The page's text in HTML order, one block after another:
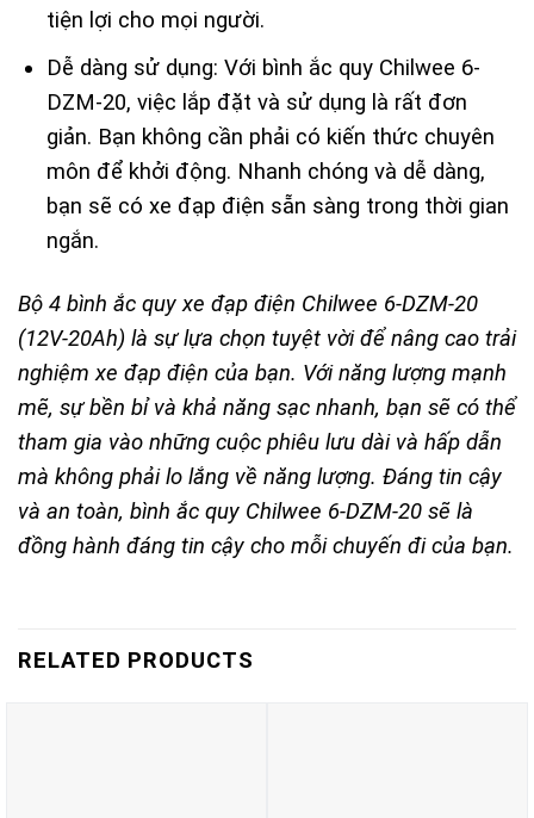
tiện lợi cho mọi người.
Dễ dàng sử dụng: Với bình ắc quy Chilwee 6-
DZM-20, việc lắp đặt và sử dụng là rất đơn
giản. Bạn không cần phải có kiến thức chuyên
môn để khởi động. Nhanh chóng và dễ dàng,
bạn sẽ có xe đạp điện sẵn sàng trong thời gian
ngắn.
Bộ 4 bình ắc quy xe đạp điện Chilwee 6-DZM-20
(12V-20Ah) là sự lựa chọn tuyệt vời để nâng cao trải
nghiệm xe đạp điện của bạn. Với năng lượng mạnh
mẽ, sự bền bỉ và khả năng sạc nhanh, bạn sẽ có thể
tham gia vào những cuộc phiêu lưu dài và hấp dẫn
mà không phải lo lắng về năng lượng. Đáng tin cậy
và an toàn, bình ắc quy Chilwee 6-DZM-20 sẽ là
đồng hành đáng tin cậy cho mỗi chuyến đi của bạn.
RELATED PRODUCTS